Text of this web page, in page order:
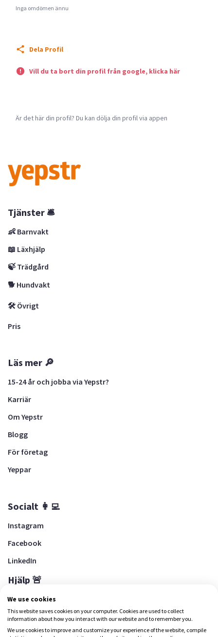
Inga omdömen ännu
Dela Profil
Vill du ta bort din profil från google, klicka här
Är det här din profil? Du kan dölja din profil via appen
Tjänster 🛎
👶 Barnvakt
📖 Läxhjälp
🍃 Trädgård
🐕 Hundvakt
🛠 Övrigt
Pris
Läs mer 🔎
15-24 år och jobba via Yepstr?
Karriär
Om Yepstr
Blogg
För företag
Yeppar
Socialt 👩‍💻
Instagram
Facebook
LinkedIn
Hjälp 🚨
Hjälpcenter
We use cookies
This website saves cookies on your computer. Cookies are used to collect
information about how you interact with our website and to remember you.
We use cookies to improve and customize your experience of the website, compile